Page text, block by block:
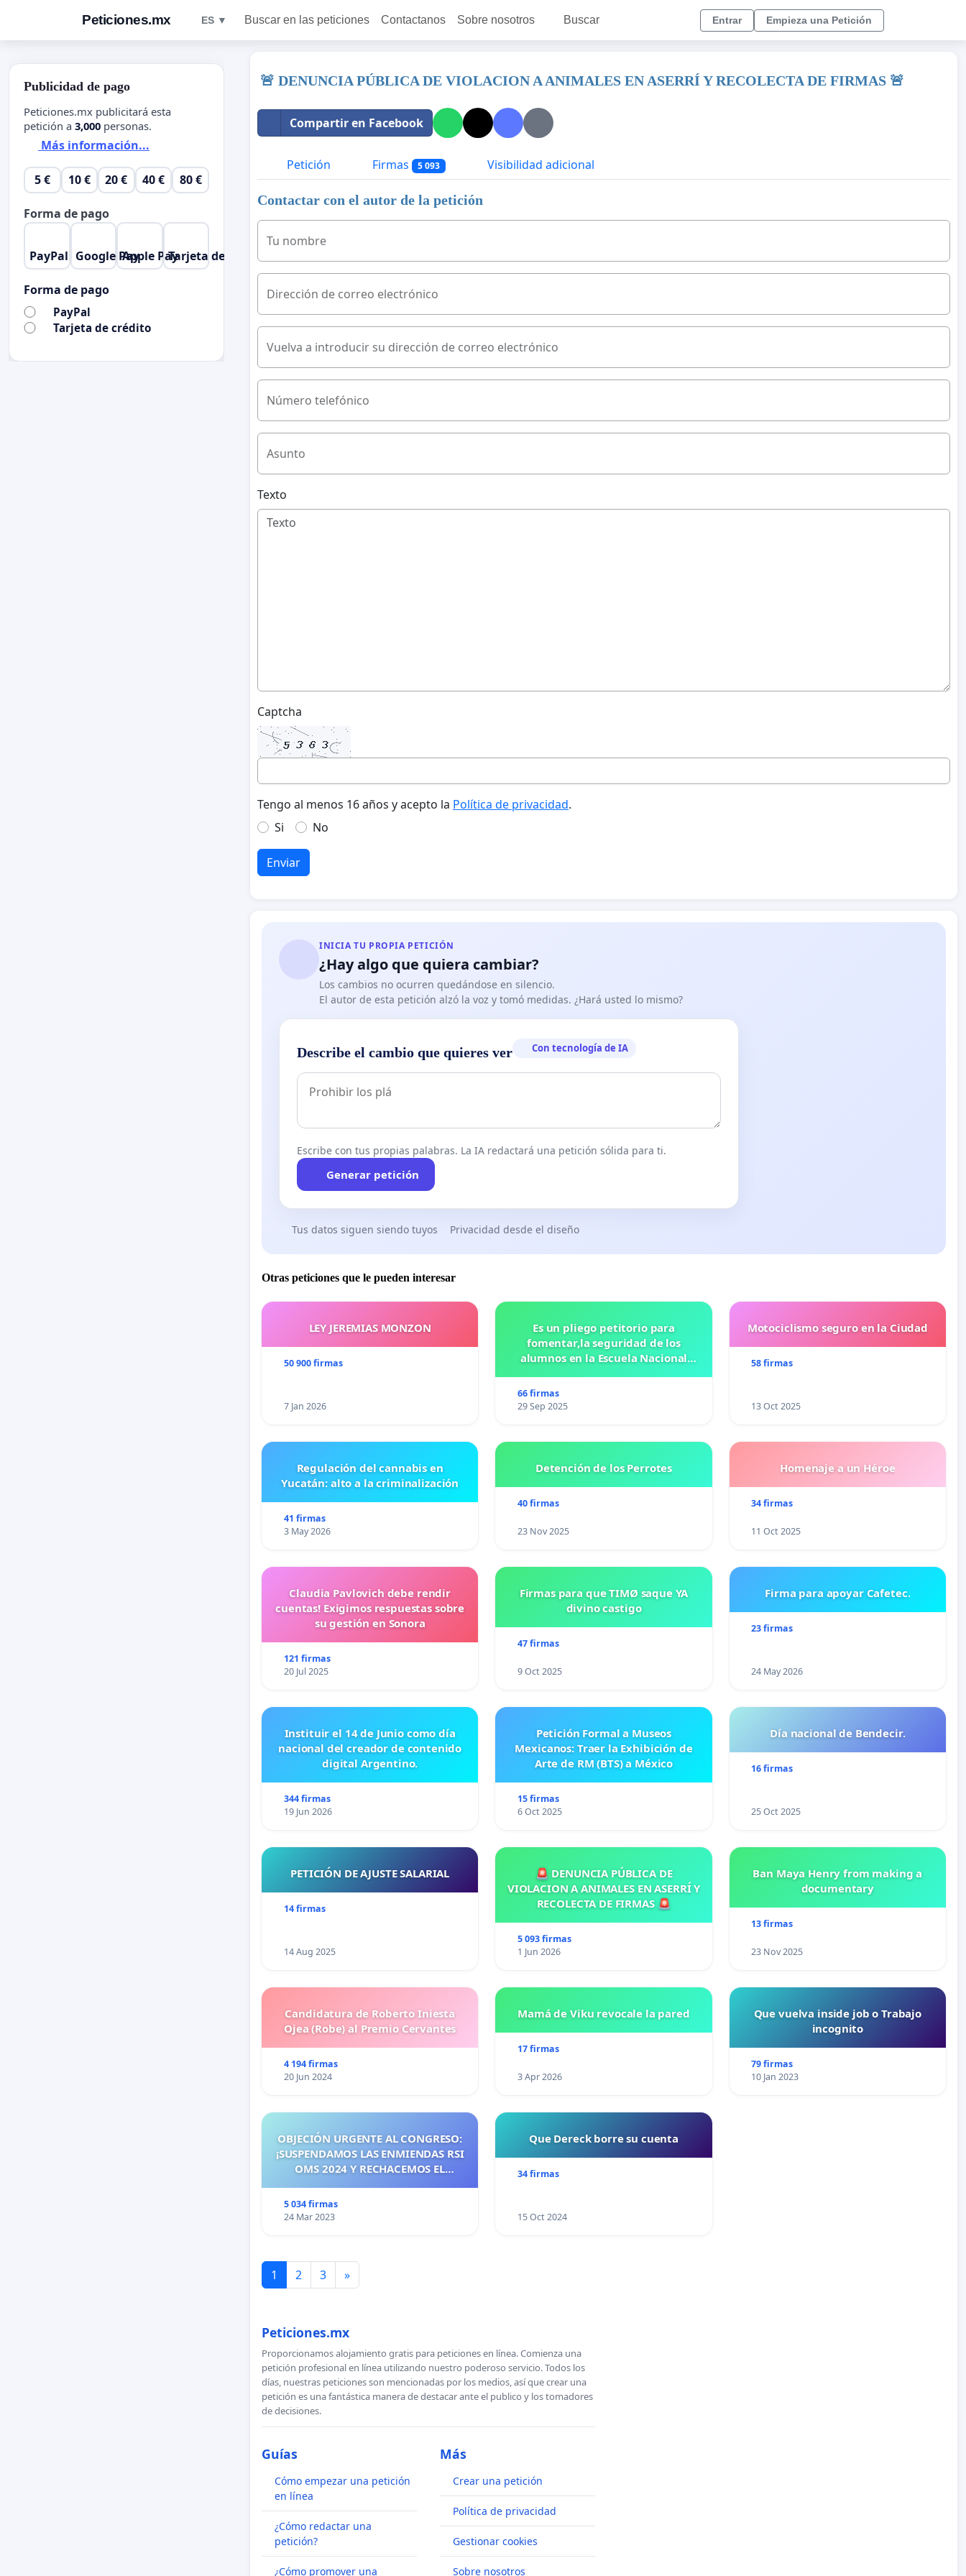
Peticiones.mx ES ▼ Buscar en las peticiones Contactanos Sobre nosotros Buscar Entrar Empieza una Petición
🚨 DENUNCIA PÚBLICA DE VIOLACION A ANIMALES EN ASERRÍ Y RECOLECTA DE FIRMAS 🚨
Compartir en Facebook
Petición Firmas 5 093 Visibilidad adicional
Contactar con el autor de la petición
Tu nombre
Dirección de correo electrónico
Vuelva a introducir su dirección de correo electrónico
Número telefónico
Asunto
Texto
Captcha
Tengo al menos 16 años y acepto la Política de privacidad.
Si
No
Enviar
INICIA TU PROPIA PETICIÓN
¿Hay algo que quiera cambiar?
Los cambios no ocurren quedándose en silencio.
El autor de esta petición alzó la voz y tomó medidas. ¿Hará usted lo mismo?
Describe el cambio que quieres ver Con tecnología de IA
Escribe con tus propias palabras. La IA redactará una petición sólida para ti.
Generar petición
Tus datos siguen siendo tuyos Privacidad desde el diseño
Otras peticiones que le pueden interesar
LEY JEREMIAS MONZON
50 900 firmas
7 Jan 2026
Es un pliego petitorio para
fomentar,la seguridad de los
alumnos en la Escuela Nacional
66 firmas
29 Sep 2025
Motociclismo seguro en la Ciudad
58 firmas
13 Oct 2025
Regulación del cannabis en
Yucatán: alto a la criminalización
41 firmas
3 May 2026
Detención de los Perrotes
40 firmas
23 Nov 2025
Homenaje a un Héroe
34 firmas
11 Oct 2025
Claudia Pavlovich debe rendir
cuentas! Exigimos respuestas sobre
su gestión en Sonora
121 firmas
20 Jul 2025
Firmas para que TIMØ saque YA
divino castigo
47 firmas
9 Oct 2025
Firma para apoyar Cafetec.
23 firmas
24 May 2026
Instituir el 14 de Junio como día
nacional del creador de contenido
digital Argentino.
344 firmas
19 Jun 2026
Petición Formal a Museos
Mexicanos: Traer la Exhibición de
Arte de RM (BTS) a México
15 firmas
6 Oct 2025
Día nacional de Bendecir.
16 firmas
25 Oct 2025
PETICIÓN DE AJUSTE SALARIAL
14 firmas
14 Aug 2025
🚨 DENUNCIA PÚBLICA DE
VIOLACION A ANIMALES EN ASERRÍ Y
RECOLECTA DE FIRMAS 🚨
5 093 firmas
1 Jun 2026
Ban Maya Henry from making a
documentary
13 firmas
23 Nov 2025
Candidatura de Roberto Iniesta
Ojea (Robe) al Premio Cervantes
4 194 firmas
20 Jun 2024
Mamá de Viku revocale la pared
17 firmas
3 Apr 2026
Que vuelva inside job o Trabajo
incognito
79 firmas
10 Jan 2023
OBJECIÓN URGENTE AL CONGRESO:
¡SUSPENDAMOS LAS ENMIENDAS RSI
OMS 2024 Y RECHACEMOS EL
MAYO 2026! ¡CIUDADANOS DE
ESPAÑA, ACTUEMOS ANTES DE QUE
5 034 firmas
24 Mar 2023
Que Dereck borre su cuenta
34 firmas
15 Oct 2024
1 2 3 »
Peticiones.mx
Proporcionamos alojamiento gratis para peticiones en línea. Comienza una
petición profesional en línea utilizando nuestro poderoso servicio. Todos los
días, nuestras peticiones son mencionadas por los medios, así que crear una
petición es una fantástica manera de destacar ante el publico y los tomadores
de decisiones.
Guías
Cómo empezar una petición
en línea
¿Cómo redactar una
petición?
¿Cómo promover una
Más
Crear una petición
Política de privacidad
Gestionar cookies
Sobre nosotros
Publicidad de pago
Peticiones.mx publicitará esta
petición a 3,000 personas.
Más información...
5 € 10 € 20 € 40 € 80 €
Forma de pago
PayPal Google PayApple PayTarjeta de crédito
Forma de pago
PayPal
Tarjeta de crédito